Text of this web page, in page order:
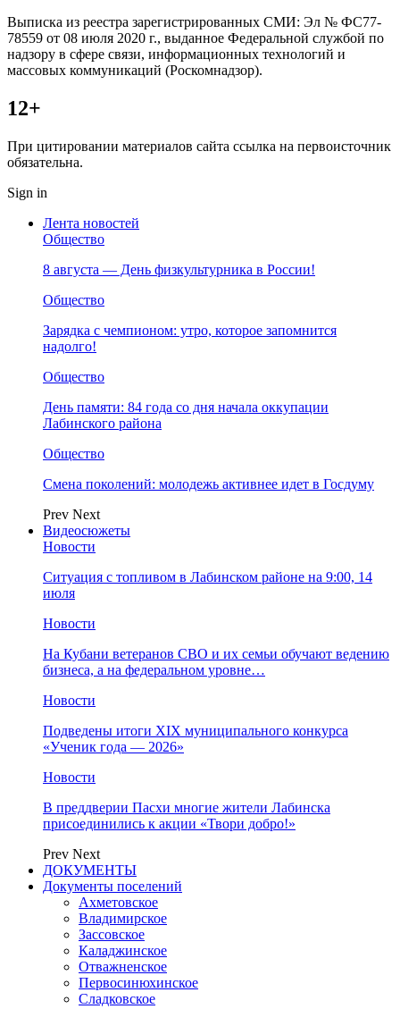
Выписка из реестра зарегистрированных СМИ: Эл № ФС77-
78559 от 08 июля 2020 г., выданное Федеральной службой по
надзору в сфере связи, информационных технологий и
массовых коммуникаций (Роскомнадзор).
12+
При цитировании материалов сайта ссылка на первоисточник
обязательна.
Sign in
Лента новостей
Общество
8 августа — День физкультурника в России!
Общество
Зарядка с чемпионом: утро, которое запомнится
надолго!
Общество
День памяти: 84 года со дня начала оккупации
Лабинского района
Общество
Смена поколений: молодежь активнее идет в Госдуму
Prev Next
Видеосюжеты
Новости
Ситуация с топливом в Лабинском районе на 9:00, 14
июля
Новости
На Кубани ветеранов СВО и их семьи обучают ведению
бизнеса, а на федеральном уровне…
Новости
Подведены итоги XIX муниципального конкурса
«Ученик года — 2026»
Новости
В преддверии Пасхи многие жители Лабинска
присоединились к акции «Твори добро!»
Prev Next
ДОКУМЕНТЫ
Документы поселений
Ахметовское
Владимирское
Зассовское
Каладжинское
Отважненское
Первосинюхинское
Сладковское